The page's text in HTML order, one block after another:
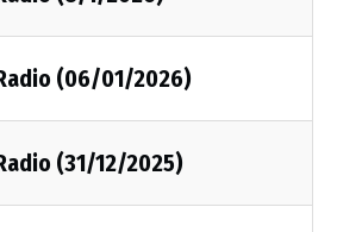
(06/01/2026)
(31/12/2025)